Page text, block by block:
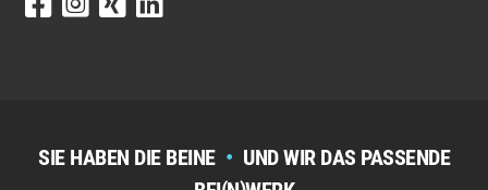
SIE HABEN DIE BEINE • UND WIR DAS PASSENDE